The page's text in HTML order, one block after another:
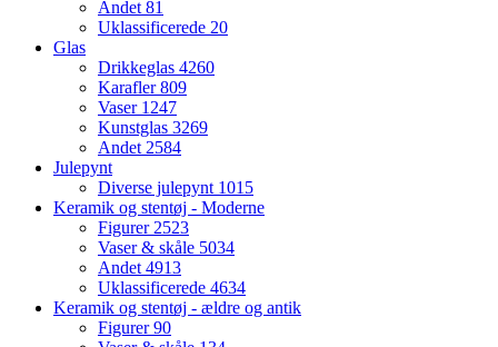
Andet 81
Uklassificerede 20
Glas
Drikkeglas 4260
Karafler809
Vaser 1247
Kunstglas 3269
Andet 2584
Julepynt
Diverse julepynt 1015
Keramik og stentøj - Moderne
Figurer 2523
Vaser & skåle 5034
Andet 4913
Uklassificerede 4634
Keramik og stentøj - ældre og antik
Figurer90